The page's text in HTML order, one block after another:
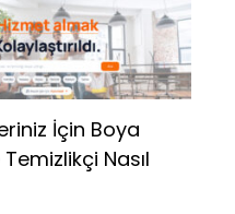
İçin Boya
Nasıl